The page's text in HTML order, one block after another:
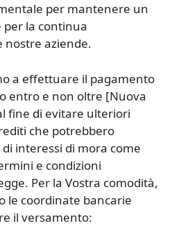
per mantenere un
per la continua
nostre aziende.
a effettuare il pagamento
entro e non oltre [Nuova
fine di evitare ulteriori
che potrebbero
interessi di mora come
e condizioni
Per la Vostra comodità,
le coordinate bancarie
il versamento: